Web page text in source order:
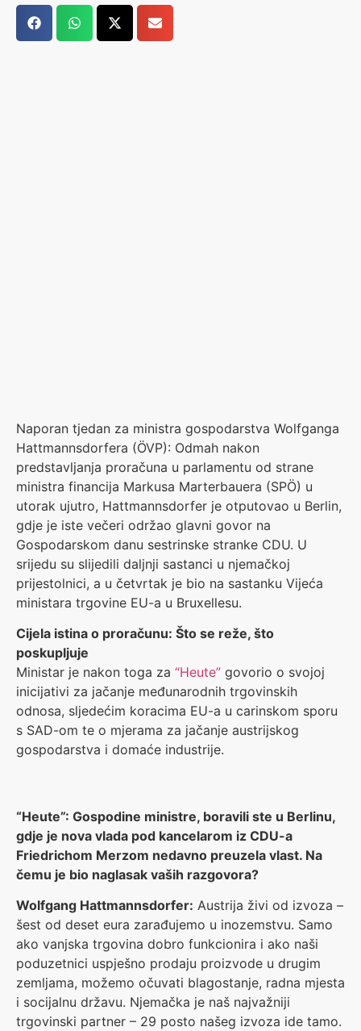
Naporan tjedan za ministra gospodarstva Wolfganga
Hattmannsdorfera (ÖVP): Odmah nakon
predstavljanja proračuna u parlamentu od strane
ministra financija Markusa Marterbauera (SPÖ) u
utorak ujutro, Hattmannsdorfer je otputovao u Berlin,
gdje je iste večeri održao glavni govor na
Gospodarskom danu sestrinske stranke CDU. U
srijedu su slijedili daljnji sastanci u njemačkoj
prijestolnici, a u četvrtak je bio na sastanku Vijeća
ministara trgovine EU-a u Bruxellesu.
Cijela istina o proračunu: Što se reže, što
poskupljuje
Ministar je nakon toga za “Heute” govorio o svojoj
inicijativi za jačanje međunarodnih trgovinskih
odnosa, sljedećim koracima EU-a u carinskom sporu
s SAD-om te o mjerama za jačanje austrijskog
gospodarstva i domaće industrije.
“Heute”: Gospodine ministre, boravili ste u Berlinu,
gdje je nova vlada pod kancelarom iz CDU-a
Friedrichom Merzom nedavno preuzela vlast. Na
čemu je bio naglasak vaših razgovora?
Wolfgang Hattmannsdorfer: Austrija živi od izvoza –
šest od deset eura zarađujemo u inozemstvu. Samo
ako vanjska trgovina dobro funkcionira i ako naši
poduzetnici uspješno prodaju proizvode u drugim
zemljama, možemo očuvati blagostanje, radna mjesta
i socijalnu državu. Njemačka je naš najvažniji
trgovinski partner – 29 posto našeg izvoza ide tamo.